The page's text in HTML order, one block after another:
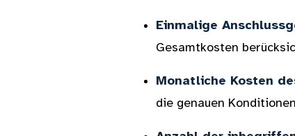
Einmalige
Gesamtkosten
Monatliche Kosten
die genauen